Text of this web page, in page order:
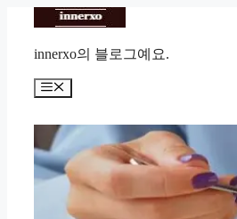
content
innerxo의 블로그예요.
Menu